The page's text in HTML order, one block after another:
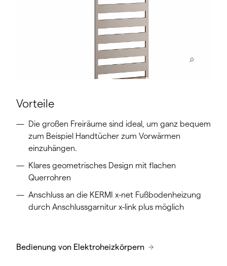
Vorteile
Die großen Freiräume sind ideal, um ganz bequem
zum Beispiel Handtücher zum Vorwärmen
einzuhängen.
Klares geometrisches Design mit flachen
Querrohren
Anschluss an die KERMI x-net Fußbodenheizung
durch Anschlussgarnitur x-link plus möglich
Bedienung von Elektroheizkörpern